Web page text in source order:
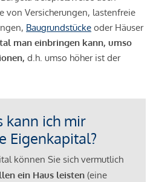
von Versicherungen, lastenfreie
Baugrundstücke oder Häuser
man einbringen kann, umso
d.h. umso höher ist der
kann ich mir
Eigenkapital?
können Sie sich vermutlich
ein Haus leisten (eine